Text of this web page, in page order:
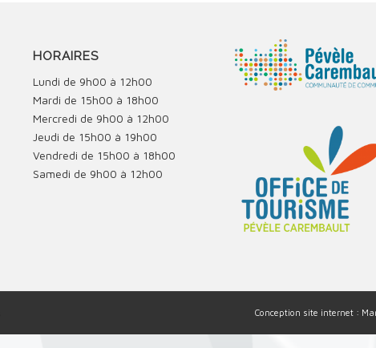
HORAIRES
Lundi de 9h00 à 12h00
Mardi de 15h00 à 18h00
Mercredi de 9h00 à 12h00
Jeudi de 15h00 à 19h00
Vendredi de 15h00 à 18h00
Samedi de 9h00 à 12h00
Conception site internet :